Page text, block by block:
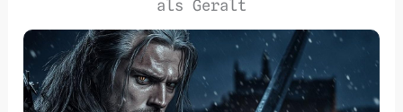
als Geralt